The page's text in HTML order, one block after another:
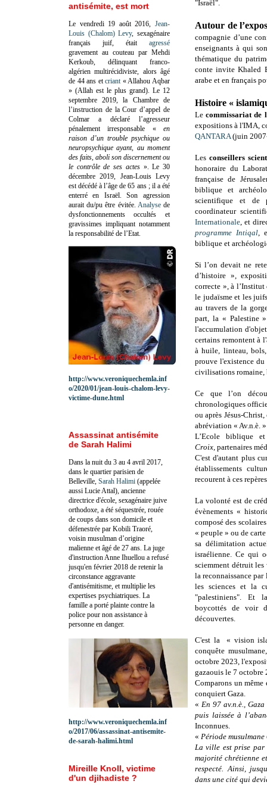
"Israël".
Autour de
compagnie d’une
enseignants à qui
thématique du
conte invite Khaled
arabe et en français
Histoire «
Lecommissariat de
expositions à l'IMA,
QANTARA(juin
Les conseillers
honoraire du
française de
biblique et
scientifique et de
coordinateur
Internationale, et
programme Intiqal,
biblique et
Si l’on devait ne
d’histoire »,
correcte », à
le judaïsme et les
au travers de la
part, la « Palestine
l'accumulation
certains remontent à
à huile, linteau,
prouve l'existence
civilisations romaine,
Ce que l’on
chronologiques
ou après Jésus-
abréviation « Av.n.è.
L’Ecole biblique
Croix, partenaires
C'est d'autant plus
établissements
recourent à ces
La volonté est de
évènements «
composé des
« peuple » ou de
sa délimitation
israélienne. Ce qui
sciemment détruit les
la reconnaissance
les sciences et la
"palestiniens". Et
boycottés de voir
découvertes.
C'est la « vision
conquête
octobre 2023,
gazaouis le 7 octobre
Comparons un
conquiert Gaza.
« En 97 av.n.è.,
puis laissée à
Inconnues.
« Période
La ville est prise par
majorité chrétienne
respecté. Ainsi,
dans une cité qui
antisémite, est mort
Le vendredi 19 août 2016, Jean-
Louis (Chalom) Levy, sexagénaire
français juif, était agressé
gravement au couteau par Mehdi
Kerkoub, délinquant franco-
algérien multirécidiviste, alors âgé
de 44 ans etcriant « Allahou Aqbar
» (Allah est le plus grand). Le 12
septembre 2019, la Chambre de
l’instruction de la Cour d’appel de
Colmar a déclaré l’agresseur
pénalement irresponsable «en
raison d’un trouble psychique ou
neuropsychique ayant, au moment
des faits, aboli son discernement ou
le contrôle de ses actes». Le 30
décembre 2019, Jean-Louis Levy
est décédé à l’âge de 65 ans ; il a été
enterré en Israël. Son agression
aurait du/pu être évitée. Analysede
dysfonctionnements occultés et
gravissimes impliquant notamment
la responsabilité de l’Etat.
http://www.veroniquechemla.inf
o/2020/01/jean-louis-chalom-levy-
victime-dune.html
Assassinat antisémite
de Sarah Halimi
Dans la nuit du 3 au 4 avril 2017,
dans le quartier parisien de
Belleville, Sarah Halimi (appelée
aussi Lucie Attal), ancienne
directrice d'école, sexagénaire juive
orthodoxe, a été séquestrée, rouée
de coups dans son domicile et
défenestrée par Kobili Traoré,
voisin musulman d’origine
malienne et âgé de 27 ans. La juge
d'instruction Anne Ihuellou a refusé
jusqu'en février 2018 de retenir la
circonstance aggravante
d'antisémitisme, et multiplie les
expertises psychiatriques. La
famille a porté plainte contre la
police pour non assistance à
personne en danger.
http://www.veroniquechemla.inf
o/2017/06/assassinat-antisemite-
de-sarah-halimi.html
Mireille Knoll, victime
d'un djihadiste ?